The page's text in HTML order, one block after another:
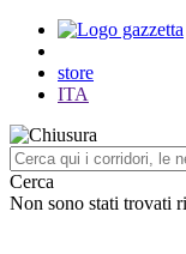
store
ITA
Cerca
Non sono stati trovati